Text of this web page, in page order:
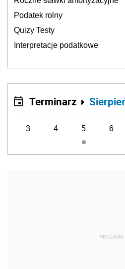
Podatek rolny
Quizy Testy
Interpretacje podatkowe
Terminarz
3 4 5 6
REKLAMA